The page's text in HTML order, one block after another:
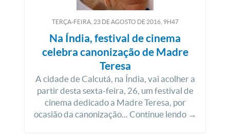
TERÇA-FEIRA, 23DEAGOSTO DE2016, 9H47
Na Índia, festival de cinema
celebra canonização de Madre
Teresa
A cidade de Calcutá, na Índia, vai acolher a
partir desta sexta-feira, 26, um festival de
cinema dedicado a Madre Teresa, por
ocasião da canonização... Continue lendo →